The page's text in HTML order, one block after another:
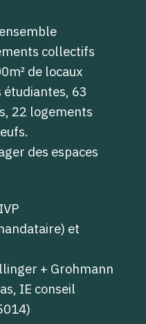
collectifs
de locaux
étudiantes, 63
22 logements
des espaces
et
+ Grohmann
IE conseil